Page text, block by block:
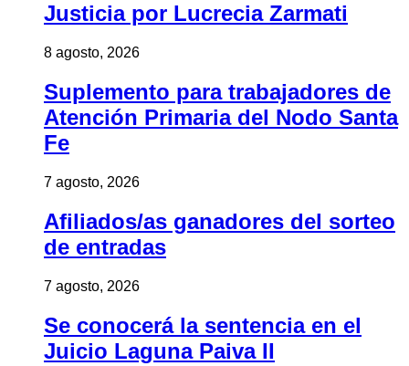
Justicia por Lucrecia Zarmati
8 agosto, 2026
Suplemento para trabajadores de
Atención Primaria del Nodo Santa
Fe
7 agosto, 2026
Afiliados/as ganadores del sorteo
de entradas
7 agosto, 2026
Se conocerá la sentencia en el
Juicio Laguna Paiva II